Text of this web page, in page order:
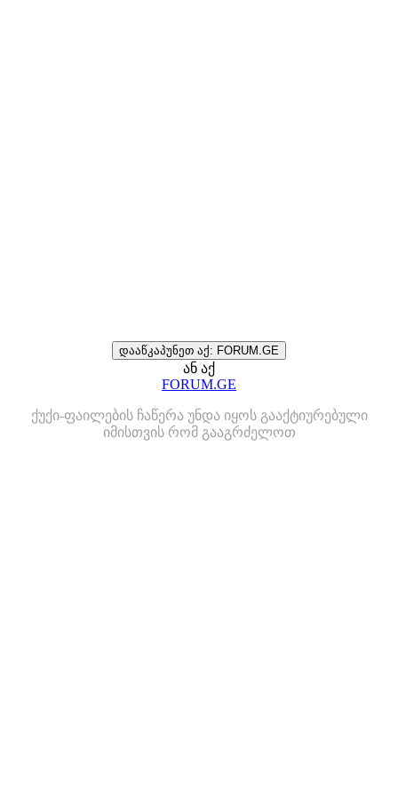
დააწკაპუნეთ აქ: FORUM.GE
ან აქ
FORUM.GE
ქუქი-ფაილების ჩაწერა უნდა იყოს გააქტიურებული
იმისთვის რომ გააგრძელოთ